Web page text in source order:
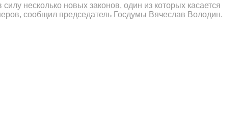
силу несколько новых законов, один из которых касается
сообщил председатель Госдумы Вячеслав Володин.